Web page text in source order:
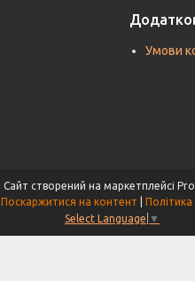
Умови
Сайт створений на маркетплейсі
Поскаржитися на контент
Політика
Select Language ▼